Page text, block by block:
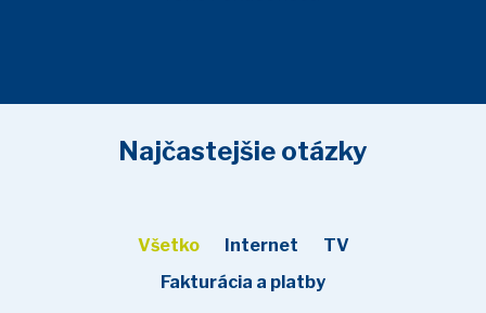
Najčastejšie otázky
Všetko Internet
TV
Fakturácia a platby